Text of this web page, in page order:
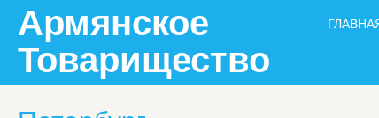
content
Армянское
Товарищество